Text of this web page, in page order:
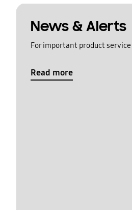
News & Alerts
For important product
Read more